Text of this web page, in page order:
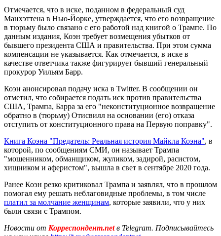
Отмечается, что в иске, поданном в федеральный суд
Манхэттена в Нью-Йорке, утверждается, что его возвращение
в тюрьму было связано с его работой над книгой о Трампе. По
данным издания, Коэн требует возмещения убытков от
бывшего президента США и правительства. При этом сумма
компенсации не указывается. Как отмечается, в иске в
качестве ответчика также фигурирует бывший генеральный
прокурор Уильям Барр.
Коэн анонсировал подачу иска в Twitter. В сообщении он
отметил, что собирается подать иск против правительства
США, Трампа, Барра за его "неконституционное возвращение
обратно в (тюрьму) Отисвилл на основании (его) отказа
отступить от конституционного права на Первую поправку".
Книга Коэна "Предатель: Реальная история Майкла Коэна", в
которой, по сообщениям СМИ, он называет Трампа
"мошенником, обманщиком, жуликом, задирой, расистом,
хищником и аферистом", вышла в свет в сентябре 2020 года.
Ранее Коэн резко критиковал Трампа и заявлял, что в прошлом
помогал ему решать неблаговидные проблемы, в том числе
платил за молчание женщинам, которые заявили, что у них
были связи с Трампом.
Новости от Корреспондент.netв Telegram. Подписывайтесь